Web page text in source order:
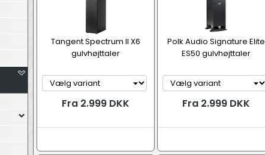
Tangent Spectrum II X6
gulvhøjttaler
Fra 2.999 DKK
Polk Audio Signature Elite
ES50 gulvhøjttaler
Fra 2.999 DKK